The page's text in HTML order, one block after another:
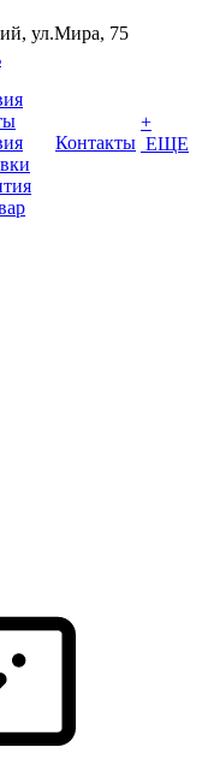
ул.Мира, 75
Контакты
+
ЕЩЕ